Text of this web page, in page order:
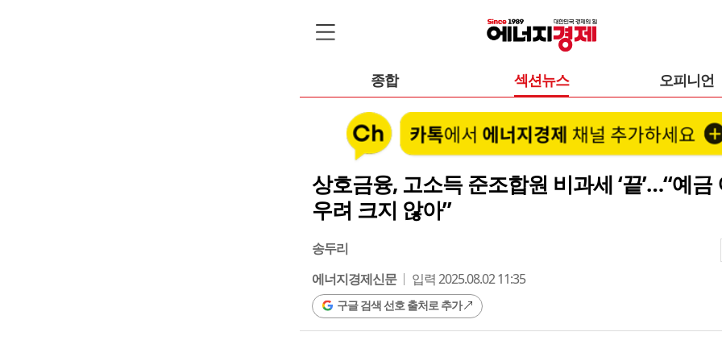
종합 섹션뉴스 오피니언
상호금융, 고소득 준조합원 비과세 ‘끝’…“예금
우려 크지 않아”
송두리
에너지경제신문
입력 2025.08.02 11:35
구글 검색 선호 출처로 추가